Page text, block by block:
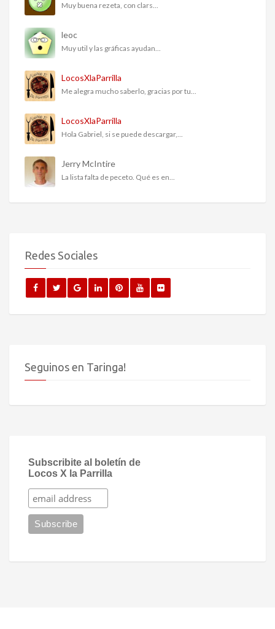
Muy buena rezeta, con clars...
leoc
Muy util y las gráficas ayudan...
LocosXlaParrilla
Me alegra mucho saberlo, gracias por tu...
LocosXlaParrilla
Hola Gabriel, si se puede descargar,...
Jerry McIntire
La lista falta de peceto. Qué es en...
Redes Sociales
Seguinos en Taringa!
Subscribite al boletín de
Locos X la Parrilla